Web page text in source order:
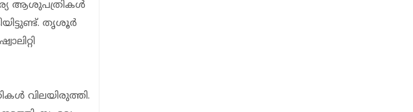
ആശുപത്രികൾ
തൃശൂർ
വിലയിരുത്തി.